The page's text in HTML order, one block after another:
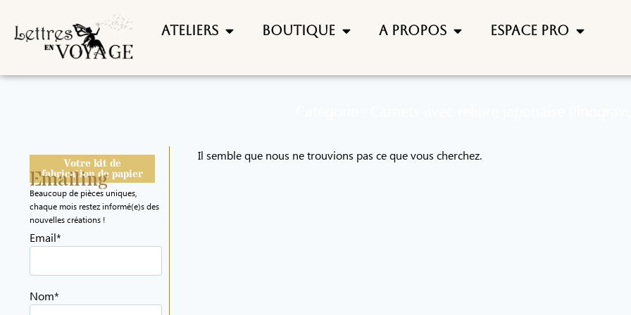
Ateliers Boutique A propos Espace pro
Votre kit de
fabrication de papier
Emailing
Beaucoup de pièces uniques,
chaque mois restez informé(e)s des
nouvelles créations !
Email*
Nom*
Il semble que nous ne trouvions pas ce que vous cherchez.